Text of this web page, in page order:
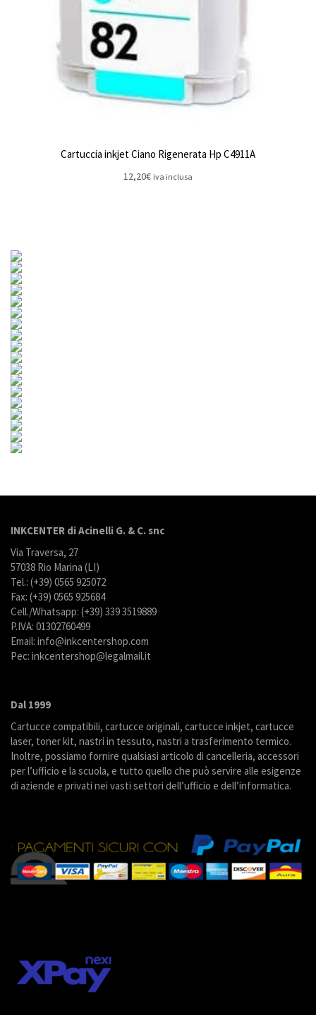
Cartuccia inkjet Ciano Rigenerata Hp C4911A
12,20€ iva inclusa
INKCENTER di Acinelli G. & C. snc
Via Traversa, 27
57038 Rio Marina (LI)
Tel.: (+39) 0565 925072
Fax: (+39) 0565 925684
Cell./Whatsapp: (+39) 339 3519889
P.IVA: 01302760499
Email: info@inkcentershop.com
Pec: inkcentershop@legalmail.it
Dal 1999
Cartucce compatibili, cartucce originali, cartucce inkjet, cartucce
laser, toner kit, nastri in tessuto, nastri a trasferimento termico.
Inoltre, possiamo fornire qualsiasi articolo di cancelleria, accessori
per l’ufficio e la scuola, e tutto quello che può servire alle esigenze
di aziende e privati nei vasti settori dell’ufficio e dell’informatica.